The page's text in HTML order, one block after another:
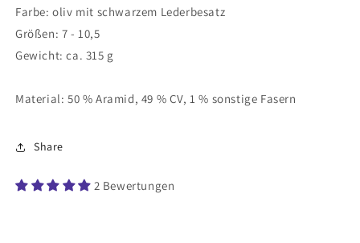
Farbe: oliv mit schwarzem Lederbesatz
Größen: 7 - 10,5
Gewicht: ca. 315 g
Material: 50 % Aramid, 49 % CV, 1 % sonstige Fasern
Share
2 Bewertungen